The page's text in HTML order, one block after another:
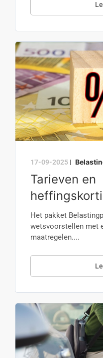
17-09-2025 |
Tarieven en
Het pakket
wetsvoorstellen met
maatregelen....